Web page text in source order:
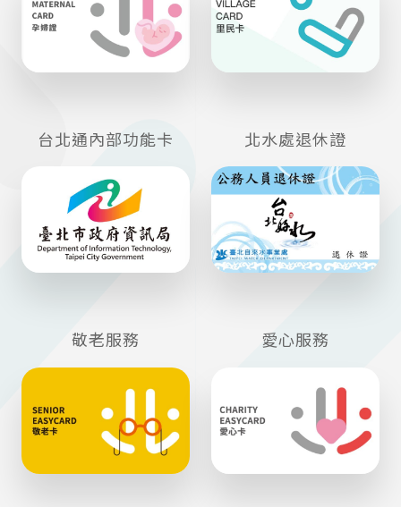
台北通內部功能卡 北水處退休證
敬老服務 愛心服務